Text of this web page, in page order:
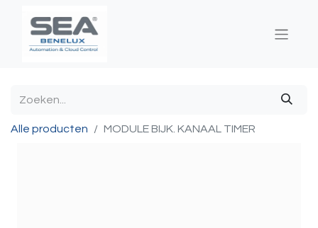
Alle producten MODULE BIJK. KANAAL TIMER